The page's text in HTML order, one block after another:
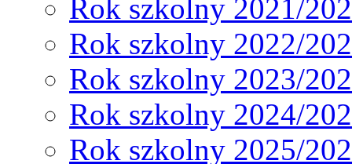
Rok szkolny 2021/
Rok szkolny 2022/
Rok szkolny 2023/
Rok szkolny 2024/
Rok szkolny 2025/